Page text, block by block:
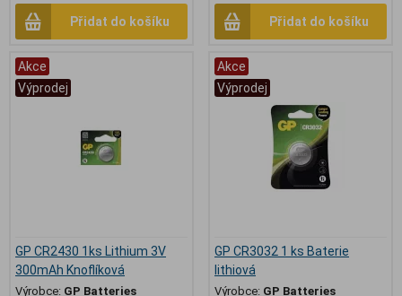
Přidat do košíku Přidat do košíku
Akce
Výprodej
GP CR2430 1ks Lithium 3V
300mAh Knoflíková
Výrobce: GP Batteries
Akce
Výprodej
GP CR3032 1 ks Baterie
lithiová
Výrobce: GP Batteries